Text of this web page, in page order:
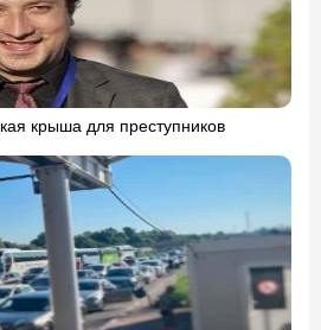
крыша для преступников